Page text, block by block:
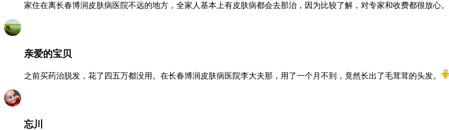
家住在离长春博润皮肤病医院不远的地方，全家人基本上有皮肤病都会去那治，因为比较了解，对专家和收费都很放心。
亲爱的宝贝
之前买药治脱发，花了四五万都没用。在长春博润皮肤病医院李大夫那，用了一个月不到，竟然长出了毛茸茸的头发。
忘川